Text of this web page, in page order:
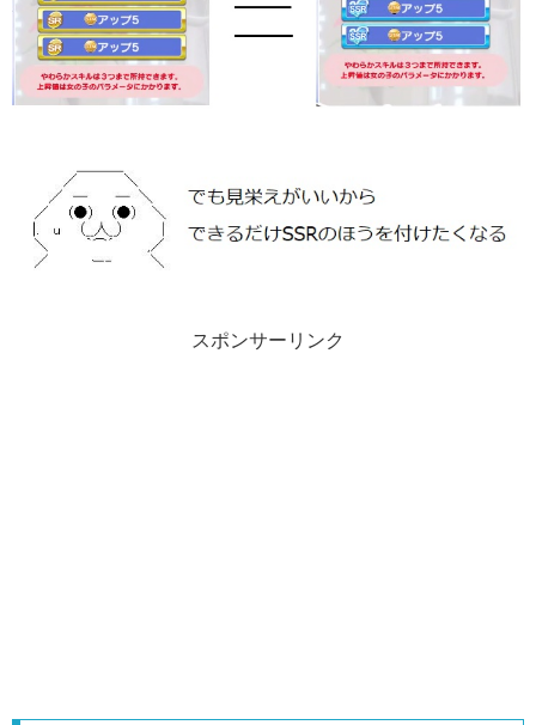
スポンサーリンク